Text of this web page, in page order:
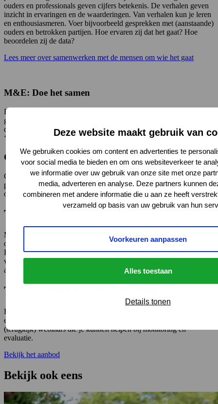
Deze website maakt gebruik van
We gebruiken cookies om content en advertenties te
voor social media te bieden en om ons websiteverkeer te
we informatie over uw gebruik van onze site met onze
media, adverteren en analyse. Deze partners kunnen
combineren met andere informatie die u aan ze heeft
verzameld op basis van uw gebruik van hun
Voorkeuren aanpassen
Alles toestaan
Details tonen
ouders en professionals geven cijfers betekenis. De verhalen geven
inzicht in ervaringen en de waarderingen. Van verhalen kun je leren
en enthousiasmeren. Voer bijvoorbeeld gesprekken met (aanstaande)
ouders en betrokken partijen. Hoe ervaren zij dat het gaat? Hoe
beoordelen zij de data?
Lees meer over samenwerken met de mensen om wie het gaat
M&E: Doe het samen
Bij Kansrijke start zijn meerdere partners betrokken. Verzamel
gegevens gezamenlijk. Deel resultaten met elkaar. Wanneer blijkt dat
de aanpak goed of beter gaat, geef partners dan credits en een
‘podium’.
Communiceer behaalde resultaten
Ga na hoe je resultaten wilt laten zien. Kijk of je cijfers anders kunt
presenteren, bijvoorbeeld via film, foto’s, verhalen of portretten van
ouders. Betrek de afdeling communicatie hierbij.
Tot slot
Monitoring & evaluatie is geen lastige verplichting, maar een kans
om te leren, te verbeteren en samen successen zichtbaar te maken.
Begin klein, doe het samen en laat resultaten leven in cijfers én
verhalen. Zo houd je energie in de samenwerking en bouw je verder
aan een duurzame Kansrijke Start.
Tools, trainingen en e-learnings
Handreikingen, interventies, de keuzehulp voor monitoren en
evalueren: er zijn heel veel tools, trainingen, e-learnings en
(terugkijk) webinars die je kunnen helpen bij monitoring en
evaluatie.
Bekijk het aanbod
Bekijk ook eens